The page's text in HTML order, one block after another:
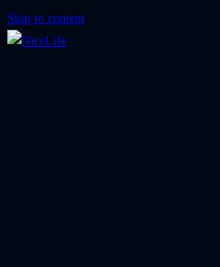
Skip to content